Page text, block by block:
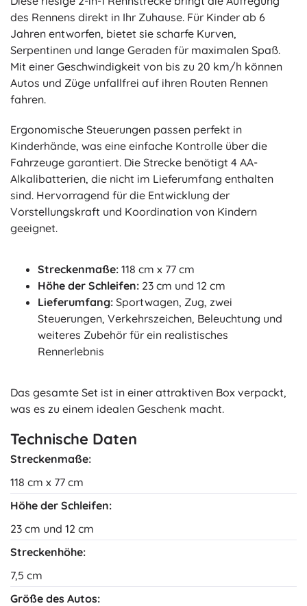
des Rennens direkt in Ihr Zuhause. Für Kinder ab 6
Jahren entworfen, bietet sie scharfe Kurven,
Serpentinen und lange Geraden für maximalen Spaß.
Mit einer Geschwindigkeit von bis zu 20 km/h können
Autos und Züge unfallfrei auf ihren Routen Rennen
fahren.
Ergonomische Steuerungen passen perfekt in
Kinderhände, was eine einfache Kontrolle über die
Fahrzeuge garantiert. Die Strecke benötigt 4 AA-
Alkalibatterien, die nicht im Lieferumfang enthalten
sind. Hervorragend für die Entwicklung der
Vorstellungskraft und Koordination von Kindern
geeignet.
Streckenmaße: 118 cm x 77 cm
Höhe der Schleifen: 23 cm und 12 cm
Lieferumfang: Sportwagen, Zug, zwei
Steuerungen, Verkehrszeichen, Beleuchtung und
weiteres Zubehör für ein realistisches
Rennerlebnis
Das gesamte Set ist in einer attraktiven Box verpackt,
was es zu einem idealen Geschenk macht.
Technische Daten
Streckenmaße:
118 cm x 77 cm
Höhe der Schleifen:
23 cm und 12 cm
Streckenhöhe:
7,5 cm
Größe des Autos: